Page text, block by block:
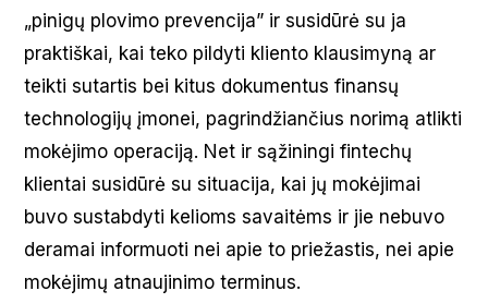
„pinigų plovimo prevencija” ir susidūrė su ja
praktiškai, kai teko pildyti kliento klausimyną ar
teikti sutartis bei kitus dokumentus finansų
technologijų įmonei, pagrindžiančius norimą atlikti
mokėjimo operaciją. Net ir sąžiningi fintechų
klientai susidūrė su situacija, kai jų mokėjimai
buvo sustabdyti kelioms savaitėms ir jie nebuvo
deramai informuoti nei apie to priežastis, nei apie
mokėjimų atnaujinimo terminus.